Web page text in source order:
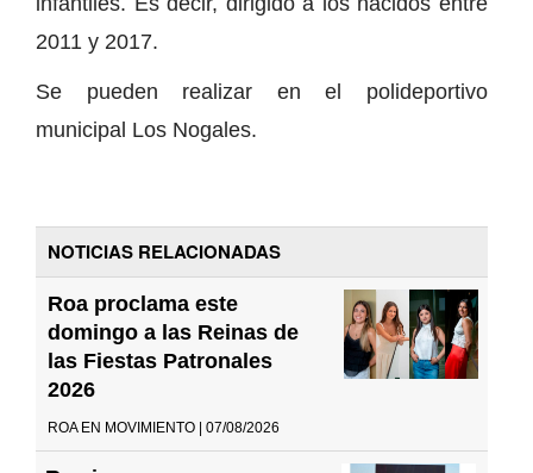
2011 y 2017.
Se pueden realizar en el polideportivo
municipal Los Nogales.
NOTICIAS RELACIONADAS
Roa proclama este
domingo a las Reinas de
las Fiestas Patronales
2026
ROA EN MOVIMIENTO | 07/08/2026